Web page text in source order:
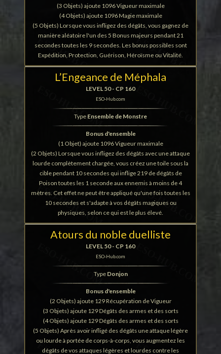
(3 Objets) ajoute 1096 Vigueur maximale
(4 Objets) ajoute 1096 Magie maximale
(5 Objets) Lorsque vous infligez des dégâts, vous gagnez de
manière aléatoire l'un des 5 Bonus majeurs pendant 21
secondes toutes les 9 secondes. Les bonus possibles sont
Expédition, Protection, Guérison, Héroïsme ou Vitalité.
L’Engeance de Méphala
LEVEL 50 - CP 160
ESO-Hub.com
Type Ensemble de Monstre
Bonus d'ensemble
(1 Objet) ajoute 1096 Vigueur maximale
(2 Objets) Lorsque vous infligez des dégâts avec une attaque
lourde complètement chargée, vous créez une toile sous la
cible pendant 10 secondes qui inflige 219 de dégâts de
Poison toutes les 1 seconde aux ennemis à moins de 4
mètres. Cet effet ne peut être appliqué qu'une fois toutes les
10 secondes et s'adapte à vos dégâts magiques ou
physiques, selon ce qui est le plus élevé.
Atours du noble duelliste
LEVEL 50 - CP 160
ESO-Hub.com
Type Donjon
Bonus d'ensemble
(2 Objets) ajoute 129 Récupération de Vigueur
(3 Objets) ajoute 129 Dégâts des armes et des sorts
(4 Objets) ajoute 129 Dégâts des armes et des sorts
(5 Objets) Après avoir infligé des dégâts une attaque légère
ou lourde à portée de corps-à-corps, vous augmentez les
dégâts de vos attaques légères et lourdes contre les